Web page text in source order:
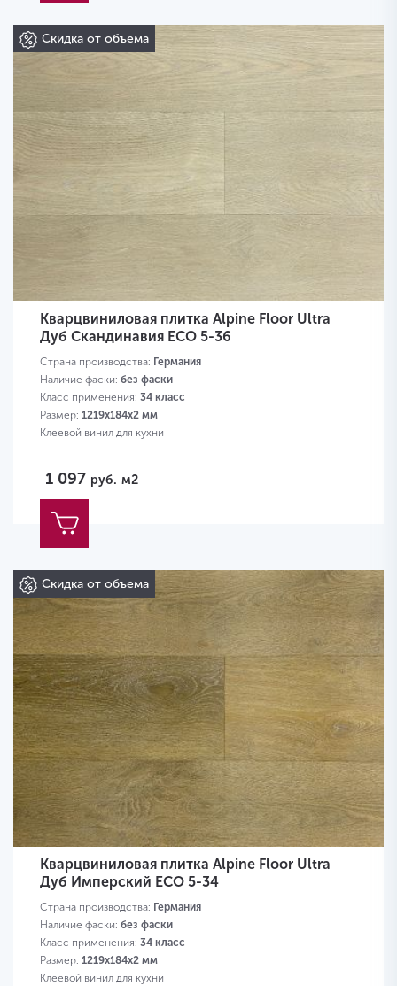
Скидка от объема
Кварцвиниловая плитка Alpine Floor Ultra
Дуб Скандинавия ЕСО 5-36
Страна производства: Германия
Наличие фаски: без фаски
Класс применения: 34 класс
Размер: 1219х184х2 мм
Клеевой винил для кухни
1 097 руб. м2
Скидка от объема
Кварцвиниловая плитка Alpine Floor Ultra
Дуб Имперский ЕСО 5-34
Страна производства: Германия
Наличие фаски: без фаски
Класс применения: 34 класс
Размер: 1219х184х2 мм
Клеевой винил для кухни